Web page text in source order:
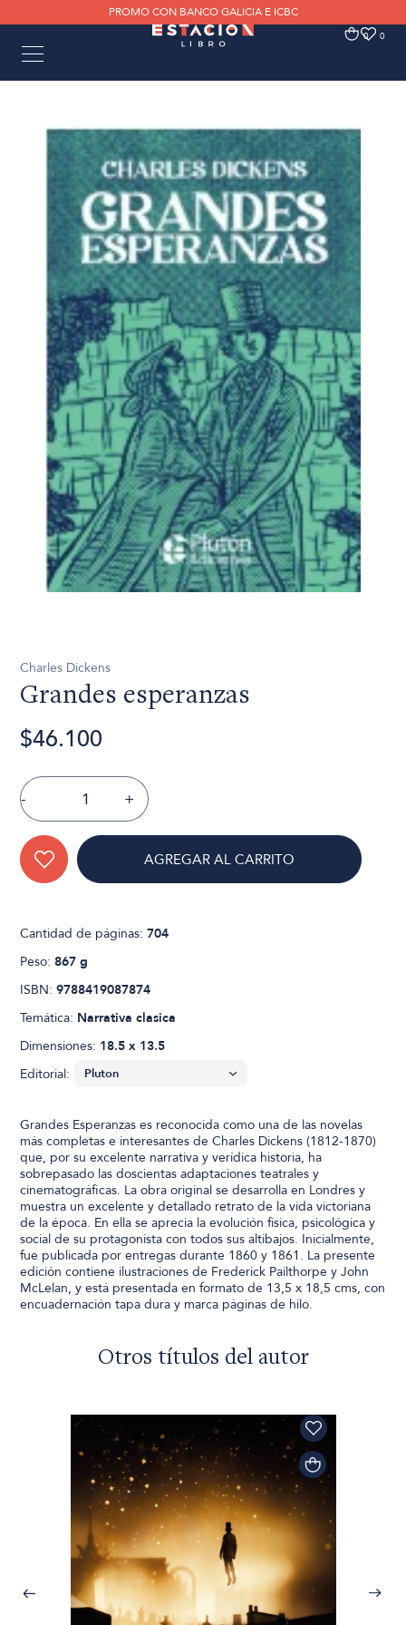
PROMO CON BANCO GALICIA E ICBC
0 0
Charles Dickens
Grandes esperanzas
$46.100
- +
AGREGAR AL CARRITO
Cantidad de páginas:704
Peso:867 g
ISBN:9788419087874
Temática: Narrativa clasica
Dimensiones: 18.5 x 13.5
Editorial:
Grandes Esperanzas es reconocida como una de las novelas
más completas e interesantes de Charles Dickens (1812-1870)
que, por su excelente narrativa y verídica historia, ha
sobrepasado las doscientas adaptaciones teatrales y
cinematográficas. La obra original se desarrolla en Londres y
muestra un excelente y detallado retrato de la vida victoriana
de la época. En ella se aprecia la evolución física, psicológica y
social de su protagonista con todos sus altibajos. Inicialmente,
fue publicada por entregas durante 1860 y 1861. La presente
edición contiene ilustraciones de Frederick Pailthorpe y John
McLelan, y está presentada en formato de 13,5 x 18,5 cms, con
encuadernación tapa dura y marca páginas de hilo.
Otros títulos del autor